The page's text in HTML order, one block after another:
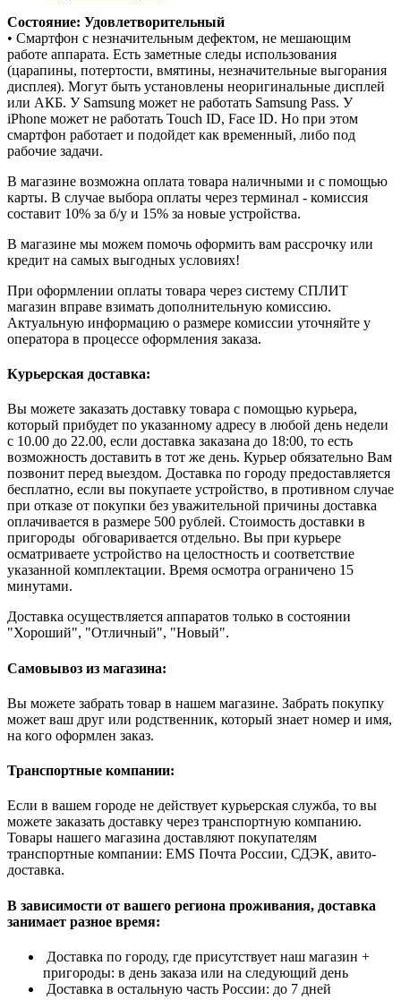
Состояние: Удовлетворительный
• Смартфон с незначительным дефектом, не мешающим
работе аппарата. Есть заметные следы использования
(царапины, потертости, вмятины, незначительные выгорания
дисплея). Могут быть установлены неоригинальные дисплей
или АКБ. У Samsung может не работать Samsung Pass. У
iPhone может не работать Touch ID, Face ID. Но при этом
смартфон работает и подойдет как временный, либо под
рабочие задачи.
В магазине возможна оплата товара наличными и с помощью
карты. В случае выбора оплаты через терминал - комиссия
составит 10% за б/у и 15% за новые устройства.
В магазине мы можем помочь оформить вам рассрочку или
кредит на самых выгодных условиях!
При оформлении оплаты товара через систему СПЛИТ
магазин вправе взимать дополнительную комиссию.
Актуальную информацию о размере комиссии уточняйте у
оператора в процессе оформления заказа.
Курьерская доставка:
Вы можете заказать доставку товара с помощью курьера,
который прибудет по указанному адресу в любой день недели
с 10.00 до 22.00, если доставка заказана до 18:00, то есть
возможность доставить в тот же день. Курьер обязательно Вам
позвонит перед выездом. Доставка по городу предоставляется
бесплатно, если вы покупаете устройство, в противном случае
при отказе от покупки без уважительной причины доставка
оплачивается в размере 500 рублей. Стоимость доставки в
пригороды обговаривается отдельно. Вы при курьере
осматриваете устройство на целостность и соответствие
указанной комплектации. Время осмотра ограничено 15
минутами.
Доставка осуществляется аппаратов только в состоянии
"Хороший", "Отличный", "Новый".
Самовывоз из магазина:
Вы можете забрать товар в нашем магазине. Забрать покупку
может ваш друг или родственник, который знает номер и имя,
на кого оформлен заказ.
Транспортные компании:
Если в вашем городе не действует курьерская служба, то вы
можете заказать доставку через транспортную компанию.
Товары нашего магазина доставляют покупателям
транспортные компании: EMS Почта России, СДЭК, авито-
доставка.
В зависимости от вашего региона проживания, доставка
занимает разное время:
Доставка по городу, где присутствует наш магазин +
пригороды: в день заказа или на следующий день
Доставка в остальную часть России: до 7 дней